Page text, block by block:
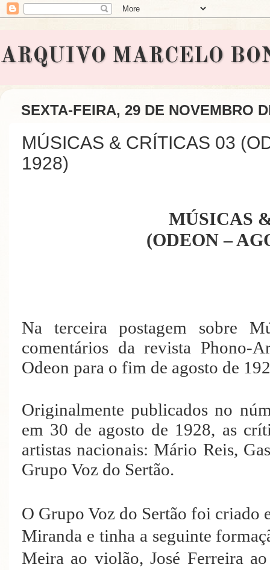
ARQUIVO MARCELO
SEXTA-FEIRA, 29 DE NOVEMBRO
MÚSICAS & CRÍTICAS 03
1928)
MÚSICAS
(ODEON –
Na terceira postagem sobre
comentários da revista Phono-
Odeon para o fim de agosto de
Originalmente publicados no
em 30 de agosto de 1928, as
artistas nacionais: Mário Reis,
Grupo Voz do Sertão.
O Grupo Voz do Sertão foi criado
Miranda e tinha a seguinte
Meira ao violão, José Ferreira